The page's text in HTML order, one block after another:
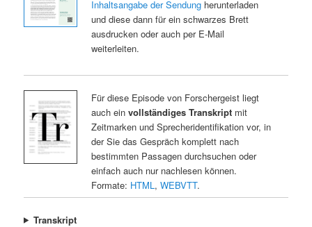
Inhaltsangabe der Sendungherunterladen
und diese dann für ein schwarzes Brett
ausdrucken oder auch per E-Mail
weiterleiten.
Für diese Episode von Forschergeist liegt
auch ein vollständiges Transkriptmit
Zeitmarken und Sprecheridentifikation vor, in
der Sie das Gespräch komplett nach
bestimmten Passagen durchsuchen oder
einfach auch nur nachlesen können.
Formate: HTML, WEBVTT.
Transkript